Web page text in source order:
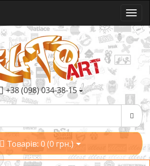
+38 (098) 034-38-15
Товарів: 0 (0 грн.)